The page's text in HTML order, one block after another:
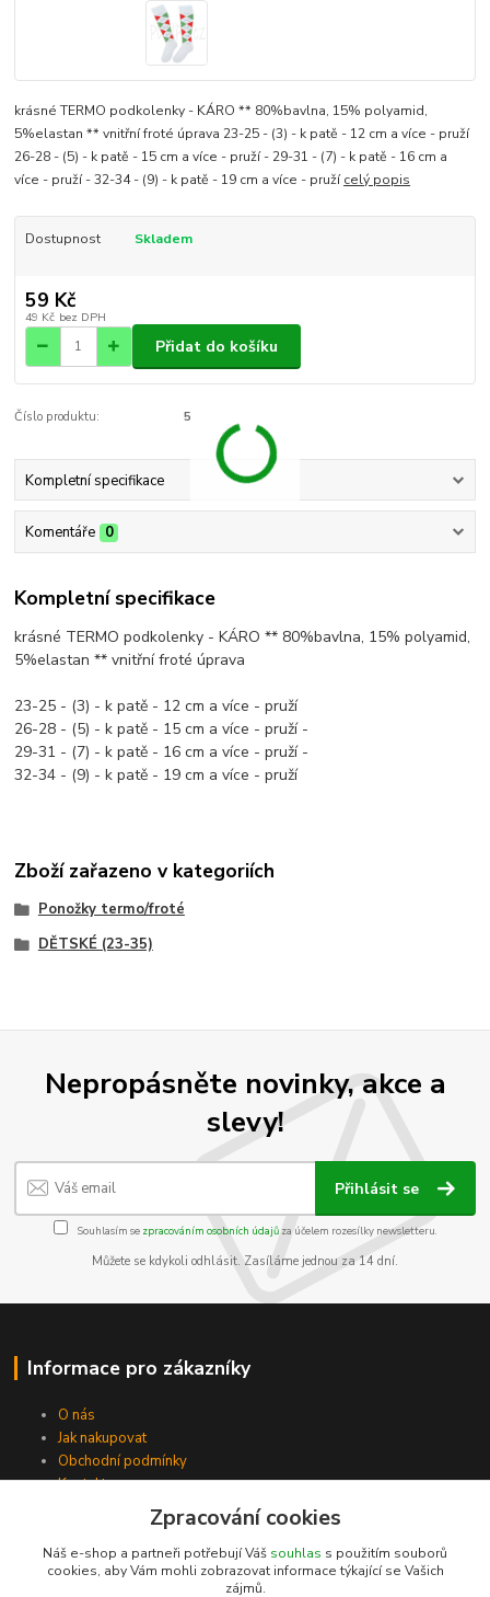
krásné TERMO podkolenky - KÁRO ** 80%bavlna, 15% polyamid,
5%elastan ** vnitřní froté úprava 23-25 - (3) - k patě - 12 cm a více - pruží
26-28 - (5) - k patě - 15 cm a více - pruží - 29-31 - (7) - k patě - 16 cm a
více - pruží - 32-34 - (9) - k patě - 19 cm a více - pružícelý popis
Dostupnost Skladem
59 Kč
49 Kč bez DPH
Přidat do košíku
Číslo produktu: 5
Kompletní specifikace
Komentáře 0
Kompletní specifikace
krásné TERMO podkolenky - KÁRO ** 80%bavlna, 15% polyamid,
5%elastan ** vnitřní froté úprava
23-25 - (3) - k patě - 12 cm a více - pruží
26-28 - (5) - k patě - 15 cm a více - pruží -
29-31 - (7) - k patě - 16 cm a více - pruží -
32-34 - (9) - k patě - 19 cm a více - pruží
Zboží zařazeno v kategoriích
Ponožky termo/froté
DĚTSKÉ (23-35)
Nepropásněte novinky, akce a
slevy!
Přihlásit se
Souhlasím se zpracováním osobních údajůza účelem rozesílky newsletteru.
Můžete se kdykoli odhlásit. Zasíláme jednou za 14 dní.
Informace pro zákazníky
O nás
Jak nakupovat
Obchodní podmínky
Kontakty
Zpracování cookies
Náš e-shop a partneři potřebují Váš souhlas s použitím souborů
cookies, aby Vám mohli zobrazovat informace týkající se Vašich
zájmů.